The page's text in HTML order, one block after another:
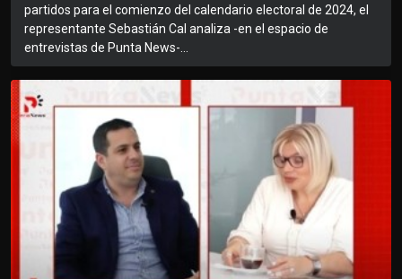
partidos para el comienzo del calendario electoral de 2024, el
representante Sebastián Cal analiza -en el espacio de
entrevistas de Punta News-...